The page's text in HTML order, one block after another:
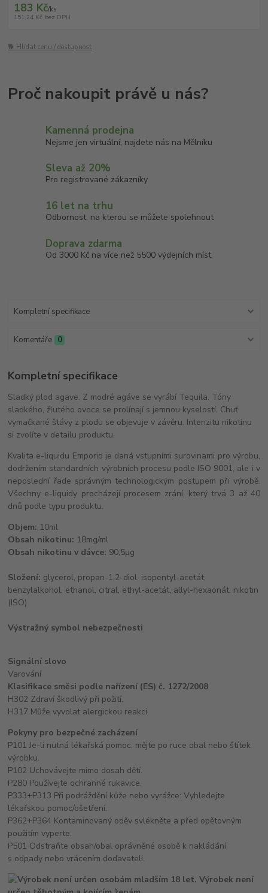
183 Kč/ks
151,24 Kč bez DPH
🐕 Hlídat cenu / dostupnost
Kamenná prodejna
Nejsme jen virtuální, najdete nás na Mělníku
Sleva až 20%
Pro registrované zákazníky
16 let na trhu
Odbornost, na kterou se můžete spolehnout
Doprava zdarma
Od 3000 Kč na více než 5500 výdejních míst
Kompletní specifikace
Komentáře 0
Kompletní specifikace
Sladký plod agave. Z modré agáve se vyrábí Tequila. Tóny
sladkého, žlutého ovoce se prolínají s jemnou kyselostí. Chuť
vymačkané štávy z plodu se objevuje v závěru. Intenzitu nikotinu
si zvolíte v detailu produktu.
Kvalita e-liquidu Emporio je daná vstupními surovinami pro výrobu,
dodržením standardních výrobních procesu podle ISO 9001, ale i v
neposlední řade správným technologickým postupem při výrobě.
Všechny e-liquidy procházejí procesem zrání, který trvá 3 až 40
dnů podle typu produktu.
Objem: 10ml
Obsah nikotinu: 18mg/ml
Obsah nikotinu v dávce: 90,5μg
Složení: glycerol, propan-1,2-diol, isopentyl-acetát,
benzylalkohol, ethanol, citral, ethyl-acetát, allyl-hexaonát, nikotin
(ISO)
Výstražný symbol nebezpečnosti
Signální slovo
Varování
Klasifikace směsi podle nařízení (ES) č. 1272/2008
H302 Zdraví škodlivý při požití.
H317 Může vyvolat alergickou reakci.
Pokyny pro bezpečné zacházení
P101 Je-li nutná lékařská pomoc, mějte po ruce obal nebo štítek
výrobku.
P102 Uchovávejte mimo dosah dětí.
P280 Používejte ochranné rukavice.
P333+P313 Při podráždění kůže nebo vyrážce: Vyhledejte
lékařskou pomoc/ošetření.
P362+P364 Kontaminovaný oděv svlékněte a před opětovným
použitím vyperte.
P501 Odstraňte obsah/obal oprávněné osobě k nakládání
s odpady nebo vrácením dodavateli.